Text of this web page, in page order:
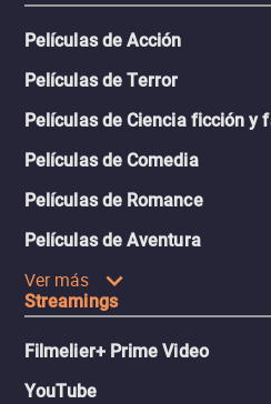
Películas de Acción
Películas de Terror
Películas de Ciencia ficción y
Películas de Comedia
Películas de Romance
Películas de Aventura
Ver más
Streamings
Filmelier+ Prime Video
YouTube